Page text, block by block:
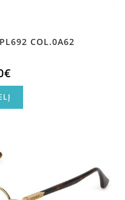
COL.0A62
€